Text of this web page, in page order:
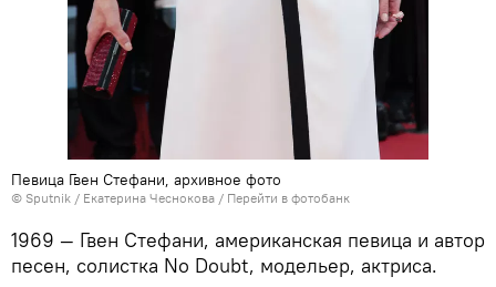
Певица Гвен Стефани, архивное фото
© Sputnik / Екатерина Чеснокова / Перейти в фотобанк
1969 — Гвен Стефани, американская певица и автор
песен, солистка No Doubt, модельер, актриса.